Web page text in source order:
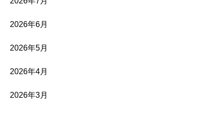
2026年6月
2026年5月
2026年4月
2026年3月